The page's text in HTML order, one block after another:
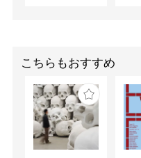
こちらもおすすめ